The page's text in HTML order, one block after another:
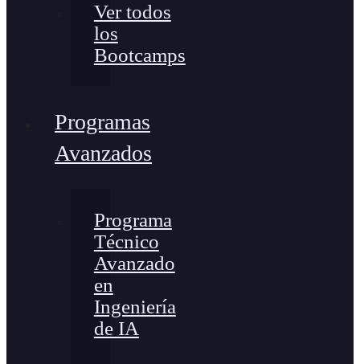
Ver todos
los
Bootcamps
Programas
Avanzados
Programa
Técnico
Avanzado
en
Ingeniería
de IA